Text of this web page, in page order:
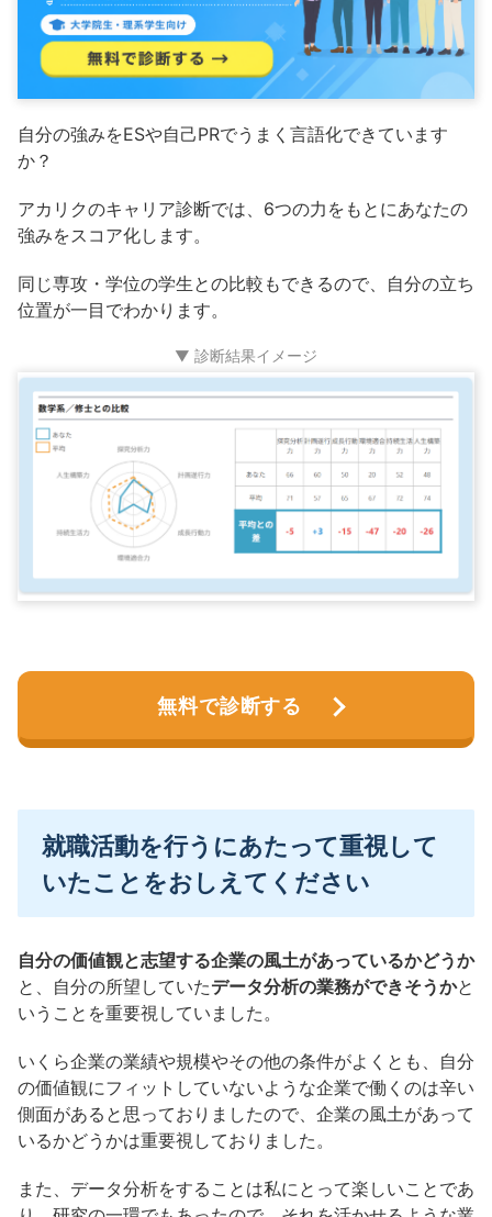
自分の強みをESや自己PRでうまく言語化できています
か？
アカリクのキャリア診断では、6つの力をもとにあなたの
強みをスコア化します。
同じ専攻・学位の学生との比較もできるので、自分の立ち
位置が一目でわかります。
▼ 診断結果イメージ
無料で診断する
就職活動を行うにあたって重視して
いたことをおしえてください
自分の価値観と志望する企業の風土があっているかどうか
と、自分の所望していたデータ分析の業務ができそうかと
いうことを重要視していました。
いくら企業の業績や規模やその他の条件がよくとも、自分
の価値観にフィットしていないような企業で働くのは辛い
側面があると思っておりましたので、企業の風土があって
いるかどうかは重要視しておりました。
また、データ分析をすることは私にとって楽しいことであ